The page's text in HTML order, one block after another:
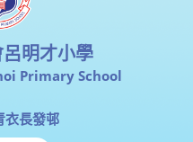
明才小學
Primary School
衣長發邨